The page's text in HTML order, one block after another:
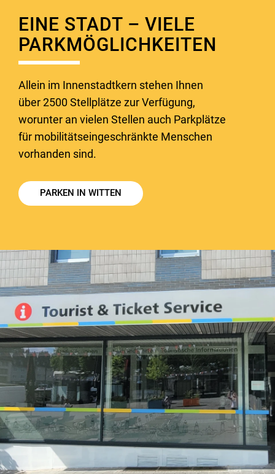
EINE STADT – VIELE
PARKMÖGLICHKEITEN
Allein im Innenstadtkern stehen Ihnen
über 2500 Stellplätze zur Verfügung,
worunter an vielen Stellen auch Parkplätze
für mobilitätseingeschränkte Menschen
vorhanden sind.
PARKEN IN WITTEN